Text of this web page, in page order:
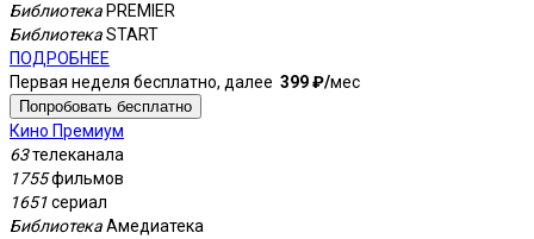
Библиотека PREMIER
БиблиотекаSTART
ПОДРОБНЕЕ
Первая неделя бесплатно, далее 399 ₽⁠/⁠мес
Попробовать бесплатно
Кино Премиум
63телеканала
1755фильмов
1651сериал
БиблиотекаАмедиатека